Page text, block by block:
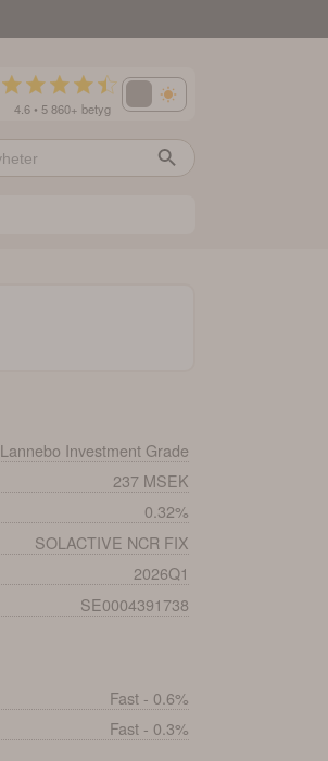
4.6 • 5 860+ betyg
Lannebo Investment Grade
237 MSEK
0.32%
SOLACTIVE NCR FIX
2026Q1
SE0004391738
Fast - 0.6%
Fast - 0.3%